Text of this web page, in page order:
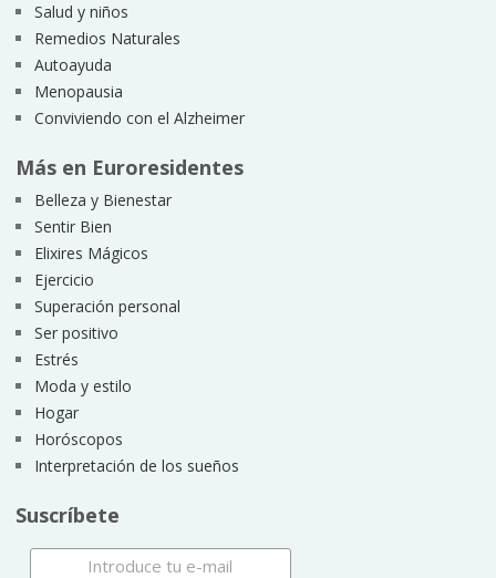
Salud y niños
Remedios Naturales
Autoayuda
Menopausia
Conviviendo con el Alzheimer
Más en Euroresidentes
Belleza y Bienestar
Sentir Bien
Elixires Mágicos
Ejercicio
Superación personal
Ser positivo
Estrés
Moda y estilo
Hogar
Horóscopos
Interpretación de los sueños
Suscríbete